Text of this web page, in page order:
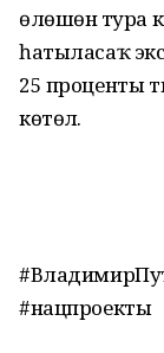
өлөшөнә тура
һатыласаҡ
25 проценты
көтөлә.
#нацпроекты